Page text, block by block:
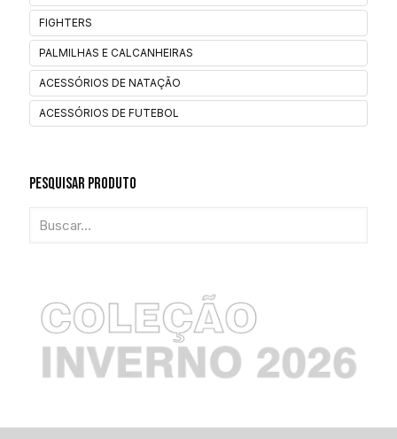
FIGHTERS
PALMILHAS E CALCANHEIRAS
ACESSÓRIOS DE NATAÇÃO
ACESSÓRIOS DE FUTEBOL
Pesquisar Produto